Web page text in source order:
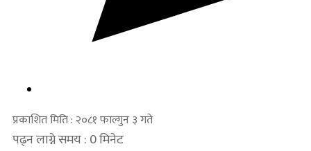
प्रकाशित मिति : २०८१ फाल्गुन ३ गते
पढ्न लाग्ने समय : 0 मिनेट